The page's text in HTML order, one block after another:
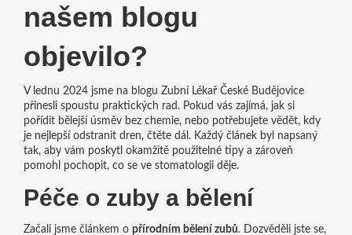
našem blogu
objevilo?
V lednu 2024 jsme na blogu Zubní Lékař České Budějovice
přinesli spoustu praktických rad. Pokud vás zajímá, jak si
pořídit bělejší úsměv bez chemie, nebo potřebujete vědět, kdy
je nejlepší odstranit dren, čtěte dál. Každý článek byl napsaný
tak, aby vám poskytl okamžitě použitelné tipy a zároveň
pomohl pochopit, co se ve stomatologii děje.
Péče o zuby a bělení
Začali jsme článkem o přírodním bělení zubů. Dozvěděli jste se,